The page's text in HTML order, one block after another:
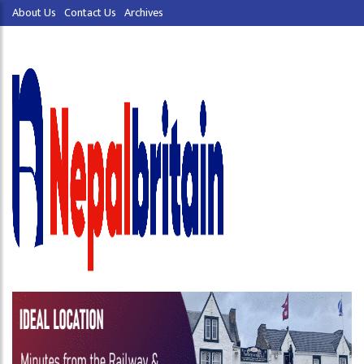
About Us Contact Us Archives